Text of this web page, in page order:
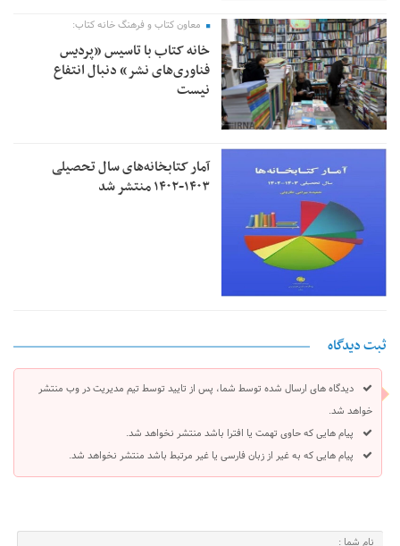
معاون کتاب و فرهنگ خانه کتاب:
خانه کتاب با تاسیس «پردیس
فناوری‌های نشر» دنبال انتفاع
نیست
آمار کتابخانه‌های سال تحصیلی
۱۴۰۳-۱۴۰۲ منتشر شد
ثبت دیدگاه
دیدگاه های ارسال شده توسط شما، پس از تایید توسط تیم مدیریت در وب منتشر
خواهد شد.
پیام هایی که حاوی تهمت یا افترا باشد منتشر نخواهد شد.
پیام هایی که به غیر از زبان فارسی یا غیر مرتبط باشد منتشر نخواهد شد.